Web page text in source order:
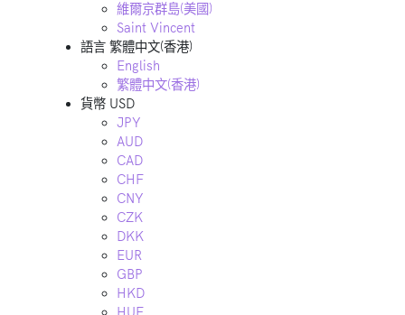
維爾京群島(美國)
Saint Vincent
語言 繁體中文(香港)
English
繁體中文(香港)
貨幣 USD
JPY
AUD
CAD
CHF
CNY
CZK
DKK
EUR
GBP
HKD